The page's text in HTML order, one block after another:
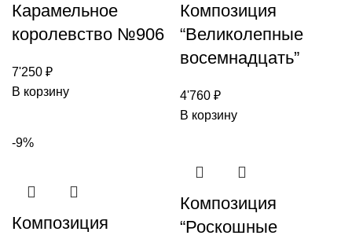
Карамельное
королевство №906
7'250 ₽
В корзину
Композиция
“Великолепные
восемнадцать”
4'760 ₽
В корзину
-9%
Композиция
Композиция
“Роскошные